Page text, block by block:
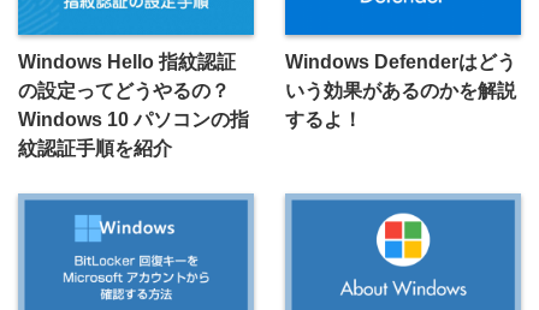
Windows Hello 指紋認証
の設定ってどうやるの？
Windows 10 パソコンの指
紋認証手順を紹介
Windows Defenderはどう
いう効果があるのかを解説
するよ！